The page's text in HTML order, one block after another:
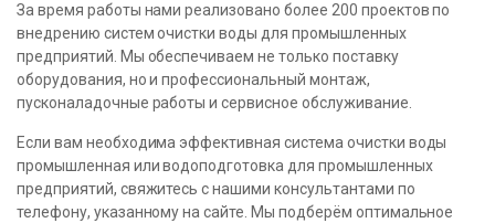
За время работы нами реализовано более 200 проектов по
внедрению систем очистки воды для промышленных
предприятий. Мы обеспечиваем не только поставку
оборудования, но и профессиональный монтаж,
пусконаладочные работы и сервисное обслуживание.
Если вам необходима эффективная система очистки воды
промышленная или водоподготовка для промышленных
предприятий, свяжитесь с нашими консультантами по
телефону, указанному на сайте. Мы подберём оптимальное